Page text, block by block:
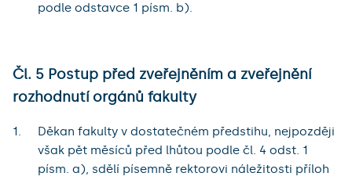
podle odstavce 1 písm. b).
Čl. 5 Postup před zveřejněním a zveřejnění
rozhodnutí orgánů fakulty
Děkan fakulty v dostatečném předstihu, nejpozději
však pět měsíců před lhůtou podle čl. 4 odst. 1
písm. a), sdělí písemně rektorovi náležitosti příloh